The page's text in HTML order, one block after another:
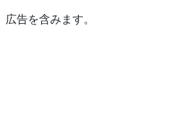
広告を含みます。